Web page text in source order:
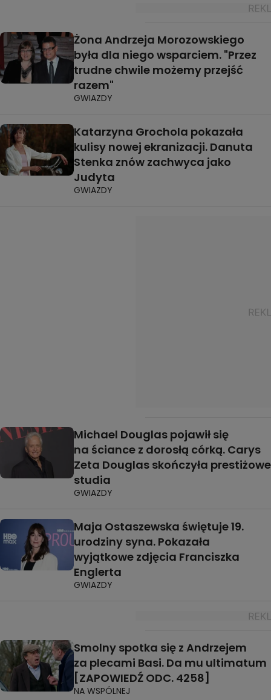
Żona Andrzeja Morozowskiego
była dla niego wsparciem. "Przez
trudne chwile możemy przejść
razem"
GWIAZDY
Katarzyna Grochola pokazała
kulisy nowej ekranizacji. Danuta
Stenka znów zachwyca jako
Judyta
GWIAZDY
Michael Douglas pojawił się
na ściance z dorosłą córką. Carys
Zeta Douglas skończyła prestiżowe
studia
GWIAZDY
Maja Ostaszewska świętuje 19.
urodziny syna. Pokazała
wyjątkowe zdjęcia Franciszka
Englerta
GWIAZDY
Smolny spotka się z Andrzejem
za plecami Basi. Da mu ultimatum
[ZAPOWIEDŹ ODC. 4258]
NA WSPÓLNEJ